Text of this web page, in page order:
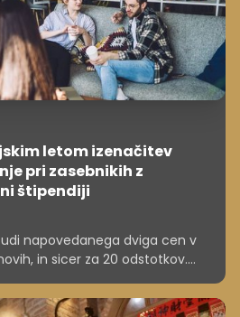
letom izenačitev
pri zasebnikih z
štipendiji
napovedanega dviga cen v
in sicer za 20 odstotkov.
zakaj bodo dvignili cene.